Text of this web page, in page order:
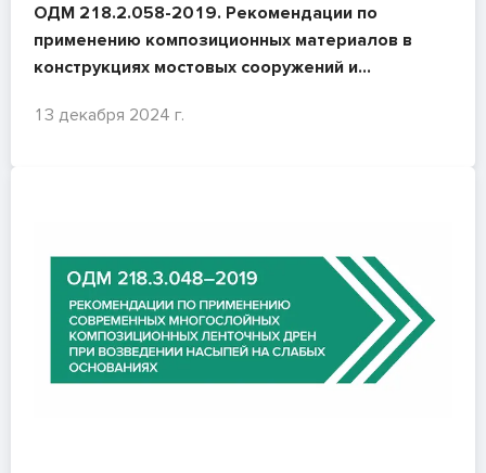
ОДМ 218.2.058-2019. Рекомендации по
применению композиционных материалов в
конструкциях мостовых сооружений и
13 декабря 2024 г.